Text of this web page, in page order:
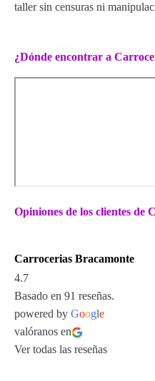
taller sin censuras ni
¿Dónde encontrar a
Opiniones de los clientes de
Carrocerias Bracamonte
4.7
Basado en 91 reseñas.
powered by Google
valóranos en
Ver todas las reseñas